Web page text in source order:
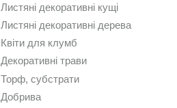
Листяні декоративні кущі
Листяні декоративні дерева
Квіти для клумб
Декоративні трави
Торф, субстрати
Добрива